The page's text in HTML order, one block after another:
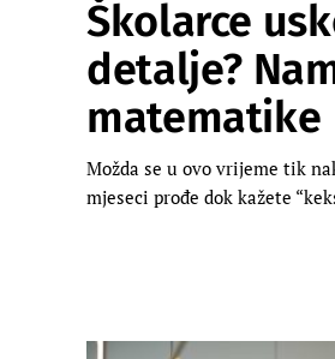
Školarce
detalje?
matematike
Možda se u ovo vrijeme tik
mjeseci prođe dok kažete